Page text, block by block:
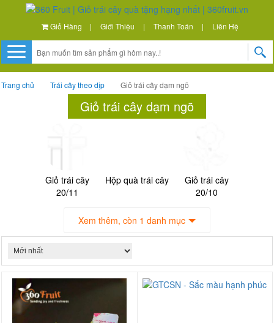
Giỏ Hàng | Giới Thiệu | Thanh Toán | Liên Hệ
Trang chủ Trái cây theo dịp Giỏ trái cây dạm ngõ
Giỏ trái cây dạm ngõ
Giỏ trái cây
20/11
Hộp quà trái cây
Giỏ trái cây
20/10
Xem thêm, còn 1 danh mục